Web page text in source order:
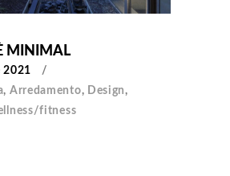
MINIMAL
2021
, Arredamento, Design,
fitness